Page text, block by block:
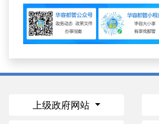
上级政府网站